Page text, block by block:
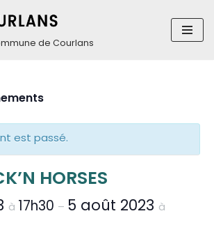
de Courlans
est passé.
HORSES
à 17h30 – 5 août 2023 à